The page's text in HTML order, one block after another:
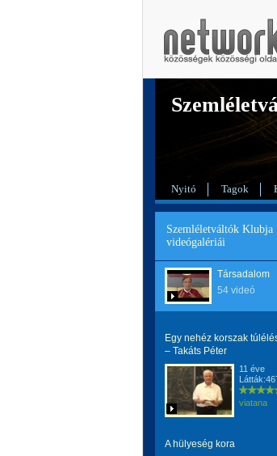
Nyitó Tagok
Szemléletváltók Klubja
videógalériái
Társadalom
54 videó
Egy nehéz korszak
– Takáts Péter
11 éve
viatana
A hülyeség kora